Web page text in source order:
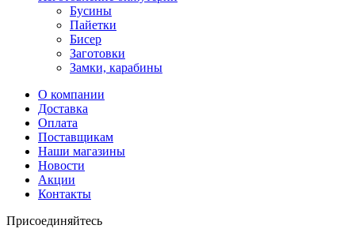
Бусины
Пайетки
Бисер
Заготовки
Замки, карабины
О компании
Доставка
Оплата
Поставщикам
Наши магазины
Новости
Акции
Контакты
Присоединяйтесь